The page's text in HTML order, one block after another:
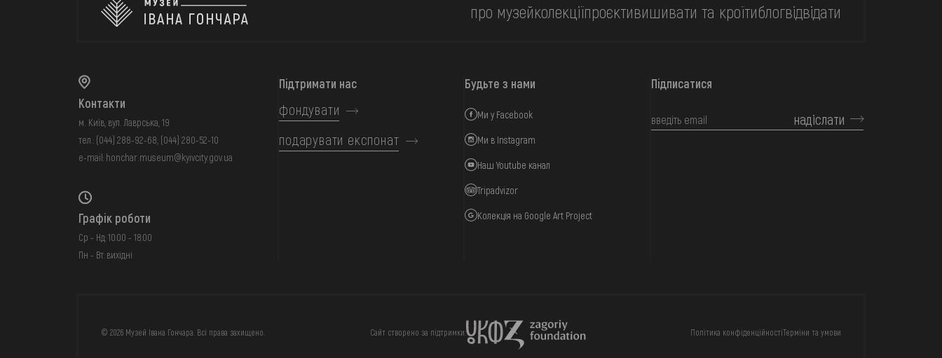
FAQ ОНЛАЙН-КРАМНИЦЯ ПІДТРИМАТИ КОНТАКТИ
про музейколекціїпроєктивишивати та кроїтиблогвідвідати
Контакти
м. Київ, вул. Лаврська, 19
тел.: (044) 288-92-68 (044) 280-52-10
e-mail: honchar.museum@kyivcity.gov.ua
Графік роботи
Ср - Нд: 10:00 - 18:00
Пн - Вт: вихідні
Підтримати нас
фондувати
подарувати експонат
Будьте з нами
Ми у Facebook
Ми в Instagram
Наш Youtube канал
Tripadvizor
Колекція на Google Art Project
Підписатися
надіслати
© 2026 Музей Івана Гончара. Всі права захищено. Сайт створено за підтримки: Політика конфіденційностіТерміни та умови